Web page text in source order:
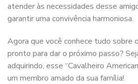
atender às necessidades desse
garantir uma convivência harmoniosa.
Agora que você conhece tudo sobre
pronto para dar o próximo passo?
adquirindo, esse “Cavalheiro
um membro amado da sua família!